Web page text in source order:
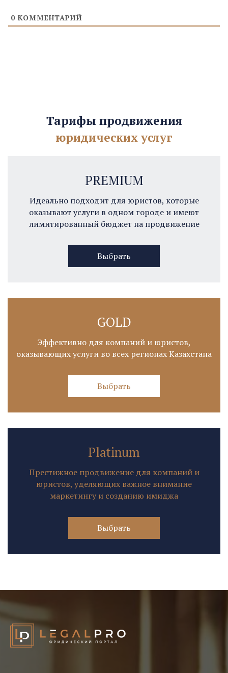
0 КОММЕНТАРИЙ
Тарифы продвижения
юридических услуг
PREMIUM
Идеально подходит для юристов, которые
оказывают услуги в одном городе и имеют
лимитированный бюджет на продвижение
Выбрать
GOLD
Эффективно для компаний и юристов,
оказывающих услуги во всех регионах Казахстана
Выбрать
Platinum
Престижное продвижение для компаний и
юристов, уделяющих важное внимание
маркетингу и созданию имиджа
Выбрать